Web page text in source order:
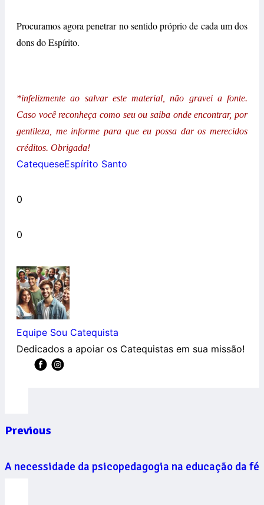
Procuramos agora penetrar no sentido próprio de cada um dos
dons do Espírito.
*infelizmente ao salvar este material, não gravei a fonte.
Caso você reconheça como seu ou saiba onde encontrar, por
gentileza, me informe para que eu possa dar os merecidos
créditos. Obrigada!
CatequeseEspírito Santo
0
0
Equipe Sou Catequista
Dedicados a apoiar os Catequistas em sua missão!
Previous
A necessidade da psicopedagogia na educação da fé